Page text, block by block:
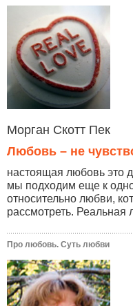
Морган Скотт Пек
Любовь – не
настоящая любовь это
мы подходим еще к
относительно любви,
рассмотреть. Реальная
Про любовь. Суть любви